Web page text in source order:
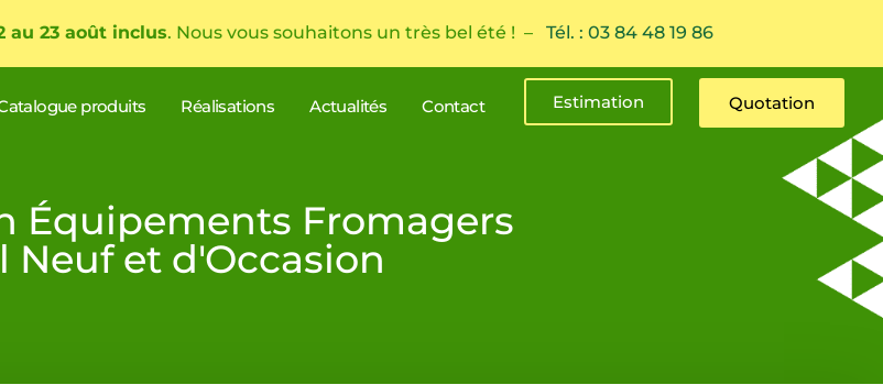
au 23 août inclus. Nous vous souhaitons un très bel été ! – Tél. : 03 84 48 19 86
produits Réalisations Actualités Contact Estimation Quotation
Équipements Fromagers
Neuf et d'Occasion